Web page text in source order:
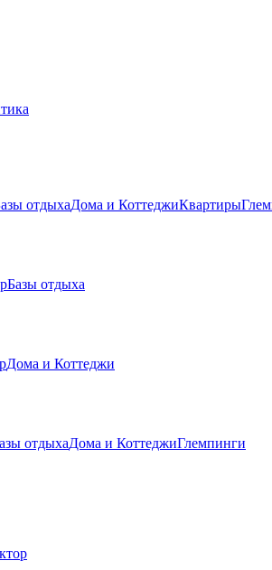
отдыхаДома и КоттеджиКвартиры
Базы отдыха
Дома и Коттеджи
отдыхаДома и КоттеджиГлемпинги